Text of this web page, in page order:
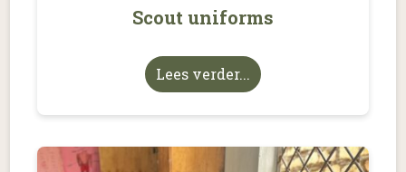
Scout uniforms
Lees verder...